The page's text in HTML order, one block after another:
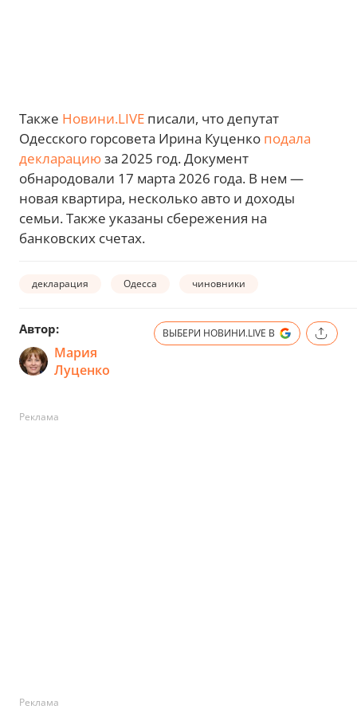
Также Новини.LIVE писали, что депутат
Одесского горсовета Ирина Куценко подала
декларациюза 2025 год. Документ
обнародовали 17 марта 2026 года. В нем —
новая квартира, несколько авто и доходы
семьи. Также указаны сбережения на
банковских счетах.
декларация Одесса чиновники
Автор:
Мария
Луценко
ВЫБЕРИ НОВИНИ.LIVE В
Реклама
Реклама